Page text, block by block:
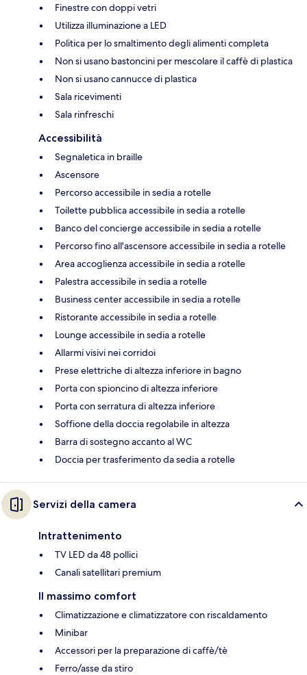
Finestre con doppi vetri
Utilizza illuminazione a LED
Politica per lo smaltimento degli alimenti completa
Non si usano bastoncini per mescolare il caffè di plastica
Non si usano cannucce di plastica
Sala ricevimenti
Sala rinfreschi
Accessibilità
Segnaletica in braille
Ascensore
Percorso accessibile in sedia a rotelle
Toilette pubblica accessibile in sedia a rotelle
Banco del concierge accessibile in sedia a rotelle
Percorso fino all'ascensore accessibile in sedia a rotelle
Area accoglienza accessibile in sedia a rotelle
Palestra accessibile in sedia a rotelle
Business center accessibile in sedia a rotelle
Ristorante accessibile in sedia a rotelle
Lounge accessibile in sedia a rotelle
Allarmi visivi nei corridoi
Prese elettriche di altezza inferiore in bagno
Porta con spioncino di altezza inferiore
Porta con serratura di altezza inferiore
Soffione della doccia regolabile in altezza
Barra di sostegno accanto al WC
Doccia per trasferimento da sedia a rotelle
Servizi della camera
Intrattenimento
TV LED da 48 pollici
Canali satellitari premium
Il massimo comfort
Climatizzazione e climatizzatore con riscaldamento
Minibar
Accessori per la preparazione di caffè/tè
Ferro/asse da stiro